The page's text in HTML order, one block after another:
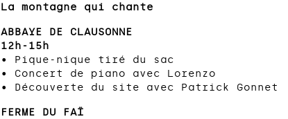
La montagne qui chante
ABBAYE DE CLAUSONNE
12h-15h
• Pique-nique tiré du sac
• Concert de piano avec Lorenzo
• Découverte du site avec Patrick Gonnet
FERME DU FAÏ